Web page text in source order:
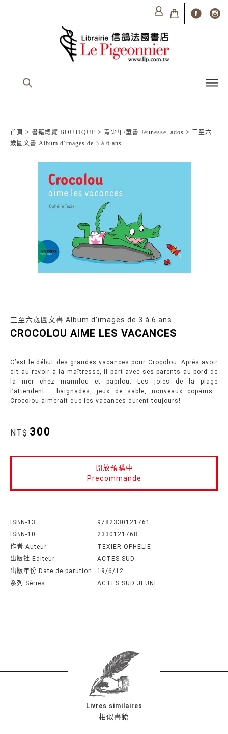
首頁 > 書籍總覽 BOUTIQUE > 青少年/童書 Jeunesse, ados > 三至六
歲圖文書 Album d'images de 3 à 6 ans
三至六歲圖文書 Album d'images de 3 à 6 ans
CROCOLOU AIME LES VACANCES
C’est le début des grandes vacances pour Crocolou. Après avoir
dit au revoir à la maîtresse, il part avec ses parents au bord de
la mer chez mamilou et papilou. Les joies de la plage
l’attendent : baignades, jeux de sable, nouveaux copains…
Crocolou aimerait que les vacances durent toujours!
NT$ 300
開放預購中
Precommande
ISBN-13:
9782330121761
ISBN-10
2330121768
作者 Auteur
TEXIER OPHELIE
出版社 Editeur
ACTES SUD
出版年份 Date de parution
19/6/12
系列 Séries
ACTES SUD JEUNE
相似書籍
Livres similaires